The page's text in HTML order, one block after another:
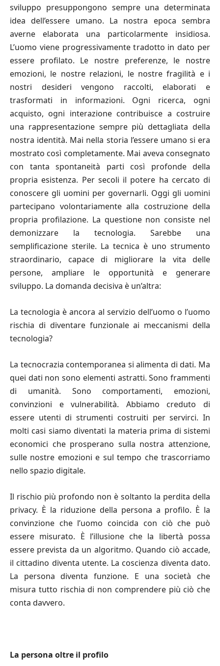
sviluppo presuppongono sempre una determinata
idea dell’essere umano. La nostra epoca sembra
averne elaborata una particolarmente insidiosa.
L’uomo viene progressivamente tradotto in dato per
essere profilato. Le nostre preferenze, le nostre
emozioni, le nostre relazioni, le nostre fragilità e i
nostri desideri vengono raccolti, elaborati e
trasformati in informazioni. Ogni ricerca, ogni
acquisto, ogni interazione contribuisce a costruire
una rappresentazione sempre più dettagliata della
nostra identità. Mai nella storia l’essere umano si era
mostrato così completamente. Mai aveva consegnato
con tanta spontaneità parti così profonde della
propria esistenza. Per secoli il potere ha cercato di
conoscere gli uomini per governarli. Oggi gli uomini
partecipano volontariamente alla costruzione della
propria profilazione. La questione non consiste nel
demonizzare la tecnologia. Sarebbe una
semplificazione sterile. La tecnica è uno strumento
straordinario, capace di migliorare la vita delle
persone, ampliare le opportunità e generare
sviluppo. La domanda decisiva è un’altra:
La tecnologia è ancora al servizio dell’uomo o l’uomo
rischia di diventare funzionale ai meccanismi della
tecnologia?
La tecnocrazia contemporanea si alimenta di dati. Ma
quei dati non sono elementi astratti. Sono frammenti
di umanità. Sono comportamenti, emozioni,
convinzioni e vulnerabilità. Abbiamo creduto di
essere utenti di strumenti costruiti per servirci. In
molti casi siamo diventati la materia prima di sistemi
economici che prosperano sulla nostra attenzione,
sulle nostre emozioni e sul tempo che trascorriamo
nello spazio digitale.
Il rischio più profondo non è soltanto la perdita della
privacy. È la riduzione della persona a profilo. È la
convinzione che l’uomo coincida con ciò che può
essere misurato. È l’illusione che la libertà possa
essere prevista da un algoritmo. Quando ciò accade,
il cittadino diventa utente. La coscienza diventa dato.
La persona diventa funzione. E una società che
misura tutto rischia di non comprendere più ciò che
conta davvero.
La persona oltre il profilo